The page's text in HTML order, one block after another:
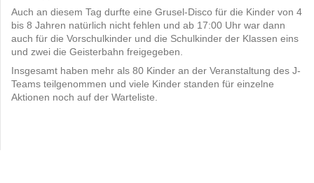
Auch an diesem Tag durfte eine Grusel-Disco für die Kinder von 4
bis 8 Jahren natürlich nicht fehlen und ab 17:00 Uhr war dann
auch für die Vorschulkinder und die Schulkinder der Klassen eins
und zwei die Geisterbahn freigegeben.
Insgesamt haben mehr als 80 Kinder an der Veranstaltung des J-
Teams teilgenommen und viele Kinder standen für einzelne
Aktionen noch auf der Warteliste.